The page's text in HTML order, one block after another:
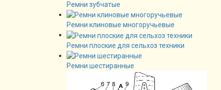
Ремни зубчатые
Ремни клиновые многоручьевые
Ремни плоские для сельхоз техники
Ремни шестиранные